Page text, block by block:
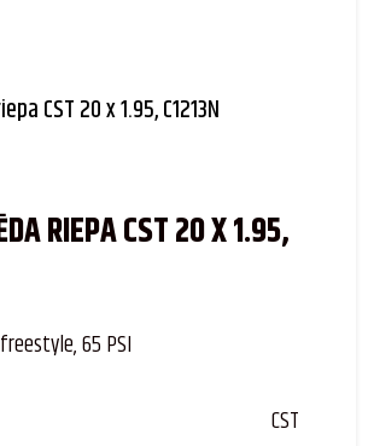
CST 20 x 1.95, C1213N
RIEPA CST 20 X 1.95,
65 PSI
CST